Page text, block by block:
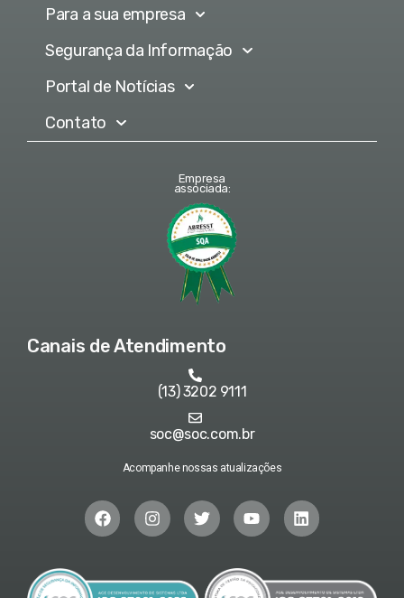
Para a sua empresa
Segurança da Informação
Portal de Notícias
Contato
Empresa
associada:
Canais de Atendimento
(13) 3202 9111
soc@soc.com.br
Acompanhe nossas atualizações